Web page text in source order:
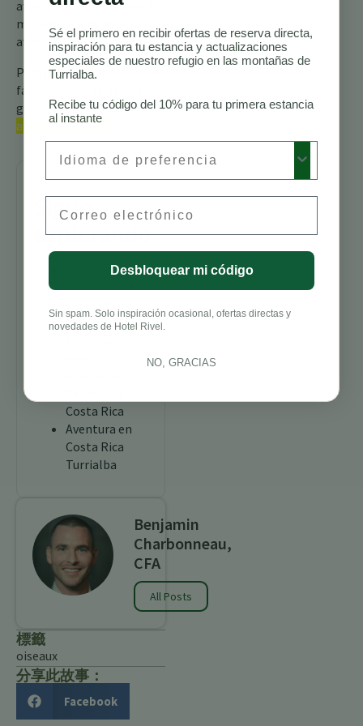
avistar esta maravilla en
miniatura durante tu
aventura en Costa Rica.
Para más información, por
favor consulta nuestra
guía completa sobre los
aves de Costa Rica.
Sigue
explorando
Senderos para
Caminatas en
Mejores
Costa Rica
Aventura en
Costa Rica
Turrialba
Benjamin
Charbonneau,
CFA
All Posts
標籤
oiseaux
分享此故事：
Facebook
Sé el primero en recibir ofertas de reserva directa,
inspiración para tu estancia y actualizaciones
especiales de nuestro refugio en las montañas de
Turrialba.
Recibe tu código del 10% para tu primera estancia
al instante
Desbloquear mi código
Sin spam. Solo inspiración ocasional, ofertas directas y
novedades de Hotel Rivel.
NO, GRACIAS